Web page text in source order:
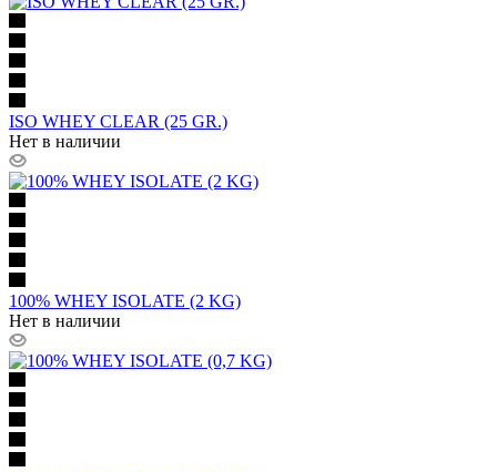
ISO WHEY CLEAR (25 GR.)
Нет в наличии
100% WHEY ISOLATE (2 KG)
Нет в наличии